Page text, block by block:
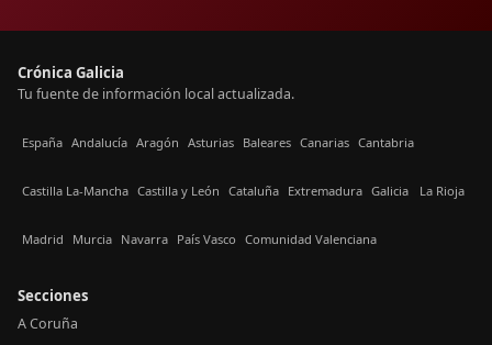
Crónica Galicia
Tu fuente de información local actualizada.
España Andalucía Aragón Asturias Baleares Canarias Cantabria
Castilla La-Mancha Castilla y León Cataluña Extremadura Galicia La Rioja
Madrid Murcia Navarra País Vasco Comunidad Valenciana
Secciones
A Coruña